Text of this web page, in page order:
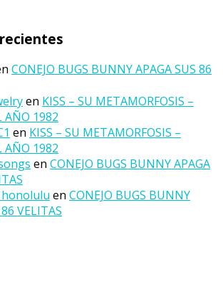
CONEJO BUGS BUNNY APAGA SUS 86
en KISS – SU METAMORFOSIS –
AÑO 1982
en KISS – SU METAMORFOSIS –
AÑO 1982
en CONEJO BUGS BUNNY APAGA
en CONEJO BUGS BUNNY
VELITAS